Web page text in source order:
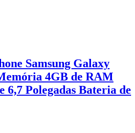
Samsung Galaxy
4GB de RAM
6,7 Polegadas Bateria de